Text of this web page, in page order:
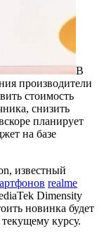
В
производители
стоимость
снизить
планирует
на базе
известный
realme
Dimensity
новинка будет
курсу.